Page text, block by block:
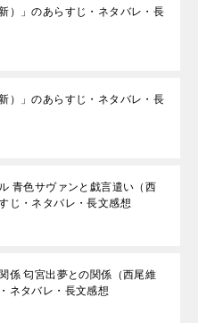
）」のあらすじ・ネタバレ・長
）」のあらすじ・ネタバレ・長
青色サヴァンと戯言遣い（西
じ・ネタバレ・長文感想
係 匂宮出夢との関係（西尾維
ネタバレ・長文感想